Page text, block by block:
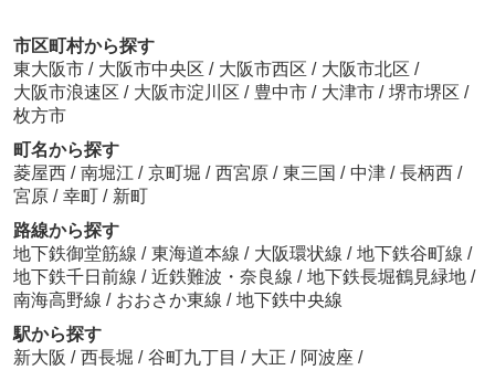
市区町村から探す
東大阪市 / 大阪市中央区 / 大阪市西区 / 大阪市北区 /
大阪市浪速区 / 大阪市淀川区 / 豊中市 / 大津市 / 堺市堺区 /
枚方市
町名から探す
菱屋西 / 南堀江 / 京町堀 / 西宮原 / 東三国 / 中津 / 長柄西 /
宮原 / 幸町 / 新町
路線から探す
地下鉄御堂筋線 / 東海道本線 / 大阪環状線 / 地下鉄谷町線 /
地下鉄千日前線 / 近鉄難波・奈良線 / 地下鉄長堀鶴見緑地 /
南海高野線 / おおさか東線 / 地下鉄中央線
駅から探す
新大阪 / 西長堀 / 谷町九丁目 / 大正 / 阿波座 /